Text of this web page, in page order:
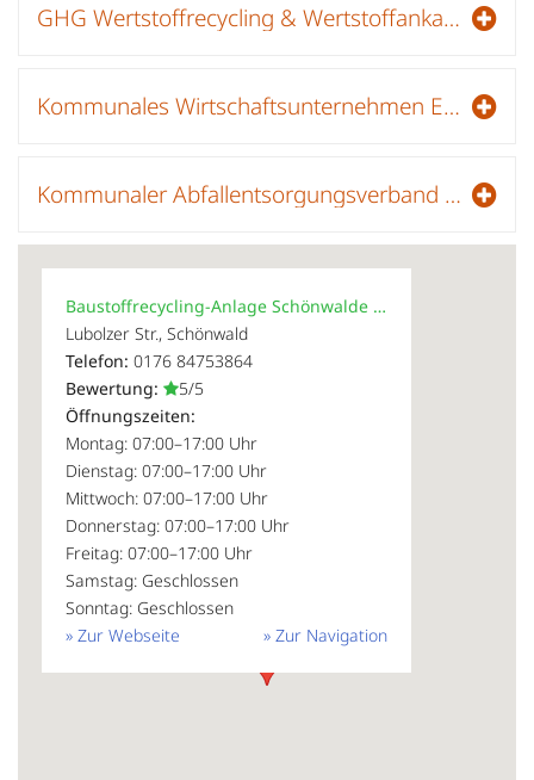
GHG Wertstoffrecycling & Wertstoffankauf - Beeskow
Kommunales Wirtschaftsunternehmen Entsorgung (KWU) - Wertstoffhof Beeskow
Kommunaler Abfallentsorgungsverband Niederlausitz
Baustoffrecycling-Anlage Schönwalde GmbH
Lubolzer Str., Schönwald
Telefon: 0176 84753864
Bewertung:
5/5
Öffnungszeiten:
Montag: 07:00–17:00 Uhr
Dienstag: 07:00–17:00 Uhr
Mittwoch: 07:00–17:00 Uhr
Donnerstag: 07:00–17:00 Uhr
Freitag: 07:00–17:00 Uhr
Samstag: Geschlossen
Sonntag: Geschlossen
» Zur Navigation
» Zur Webseite